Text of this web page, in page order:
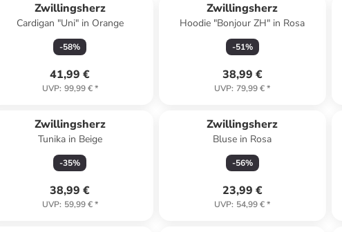
Zwillingsherz
Cardigan "Uni" in Orange
-58%
41,99 €
UVP: 99,99 €*
Zwillingsherz
Hoodie "Bonjour ZH" in Rosa
-51%
38,99 €
UVP: 79,99 €*
Zwillingsherz
Tunika in Beige
-35%
38,99 €
UVP: 59,99 €*
Zwillingsherz
Bluse in Rosa
-56%
23,99 €
UVP: 54,99 €*